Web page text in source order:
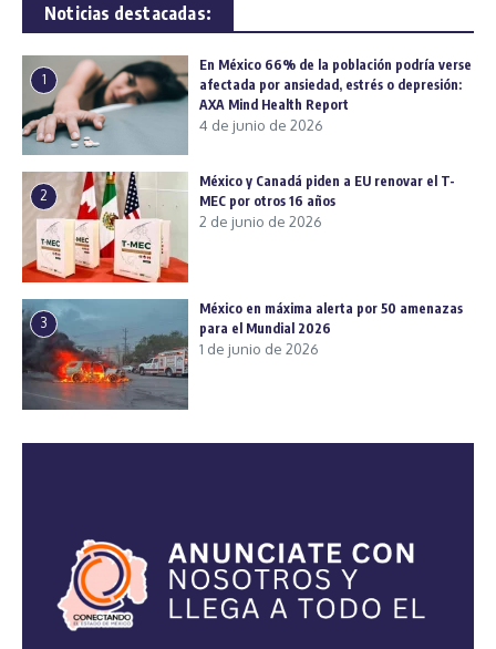
Noticias destacadas:
1
En México 66% de la población podría verse
afectada por ansiedad, estrés o depresión:
AXA Mind Health Report
4 de junio de 2026
2
México y Canadá piden a EU renovar el T-
MEC por otros 16 años
2 de junio de 2026
3
México en máxima alerta por 50 amenazas
para el Mundial 2026
1 de junio de 2026